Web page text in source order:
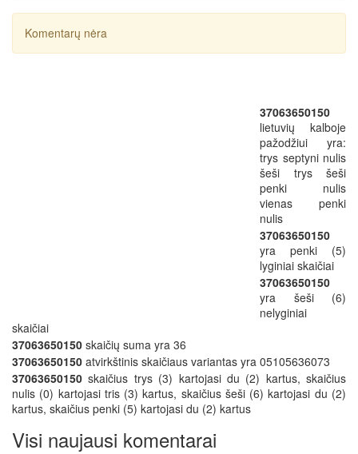
Komentarų nėra
37063650150
lietuvių kalboje
pažodžiui yra:
trys septyni nulis
šeši trys šeši
penki nulis
vienas penki
nulis
37063650150
yra penki (5)
lyginiai skaičiai
37063650150
yra šeši (6)
nelyginiai
skaičiai
37063650150 skaičių suma yra 36
37063650150 atvirkštinis skaičiaus variantas yra 05105636073
37063650150 skaičius trys (3) kartojasi du (2) kartus, skaičius
nulis (0) kartojasi tris (3) kartus, skaičius šeši (6) kartojasi du (2)
kartus, skaičius penki (5) kartojasi du (2) kartus
Visi naujausi komentarai